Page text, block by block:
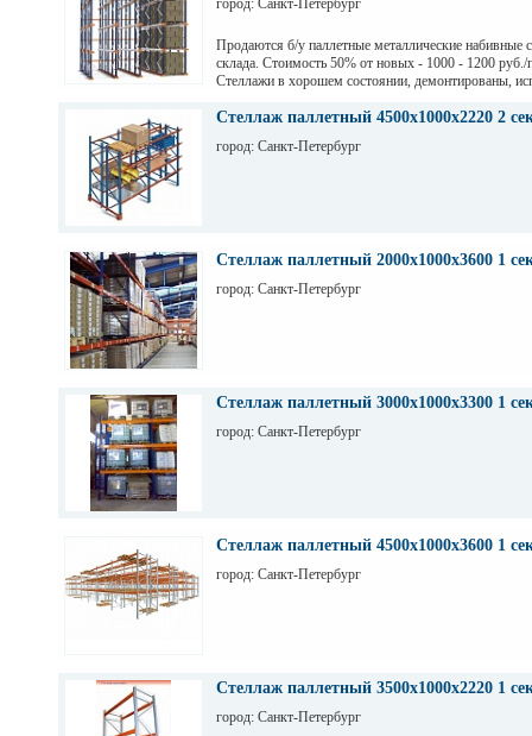
город: Санкт-Петербург
Продаются б/у паллетные металлические набивные
склада. Стоимость 50% от новых - 1000 - 1200 руб./
Стеллажи в хорошем состоянии, демонтированы,
СПб. Высота 7,5 м (4 паллеты), глубина 12,6 м (12
Стеллаж паллетный 4500х1000х2220 2
город: Санкт-Петербург
Стеллаж паллетный 2000х1000х3600 1
город: Санкт-Петербург
Стеллаж паллетный 3000х1000х3300 1
город: Санкт-Петербург
Стеллаж паллетный 4500х1000х3600 1
город: Санкт-Петербург
Стеллаж паллетный 3500х1000х2220 1
город: Санкт-Петербург